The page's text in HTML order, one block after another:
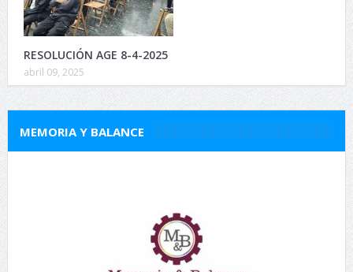
RESOLUCIÓN AGE 8-4-2025
abril 09, 2025
MEMORIA Y BALANCE